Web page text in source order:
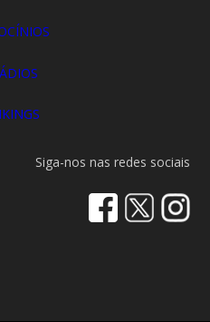
Siga-nos nas redes sociais